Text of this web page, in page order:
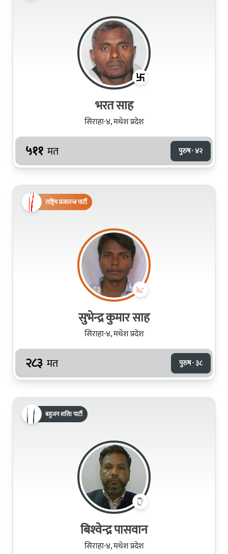
भरत साह
सिराहा-४, मधेश प्रदेश
५११ मत पुरुष · ४२
राष्ट्रिय प्रजातन्त्र पार्टी
सुभेन्द्र कुमार साह
सिराहा-४, मधेश प्रदेश
२८३ मत पुरुष · ३८
बहुजन शक्ति पार्टी
बिश्‍वेन्द्र पासवान
सिराहा-४, मधेश प्रदेश